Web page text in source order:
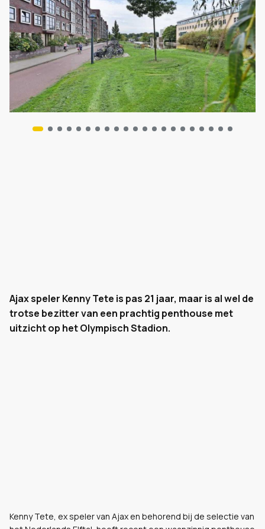
Ajax speler Kenny Tete is pas 21 jaar, maar is al wel de
trotse bezitter van een prachtig penthouse met
uitzicht op het Olympisch Stadion.
Kenny Tete, ex speler van Ajax en behorend bij de selectie van